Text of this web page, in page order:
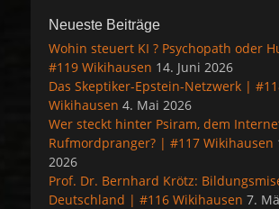
Neueste Beiträge
Wohin steuert KI ? Psychopath oder
#119 Wikihausen 14. Juni 2026
Das Skeptiker-Epstein-Netzwerk |
Wikihausen 4. Mai 2026
Wer steckt hinter Psiram, dem
Rufmordpranger? | #117 Wikihausen
2026
Prof. Dr. Bernhard Krötz:
Deutschland | #116 Wikihausen 7.